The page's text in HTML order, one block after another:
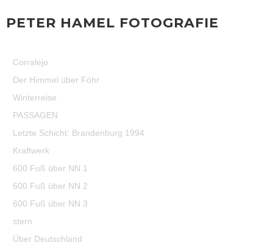
PETER HAMEL FOTOGRAFIE
Corralejo
Der Himmel über Föhr
Winterreise
PASSAGEN
Letzte Schicht: Brandenburg 1994
Kraftwerk
600 Fuß über NN 1
600 Fuß über NN 2
600 Fuß über NN 3
stern
Über Deutschland